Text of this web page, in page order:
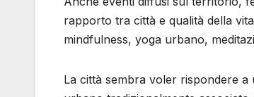
rapporto tra città e qualità della
mindfulness, yoga urbano,
La città sembra voler rispondere